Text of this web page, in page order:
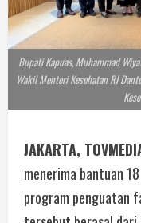
Bupati Kapuas, Muhammad
Wakil Menteri Kesehatan RI
JAKARTA,
menerima bantuan
program penguatan